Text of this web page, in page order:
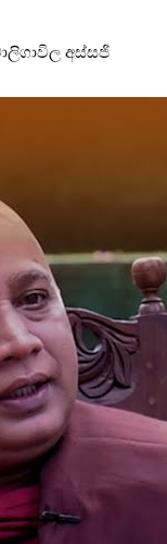
අස්සජි